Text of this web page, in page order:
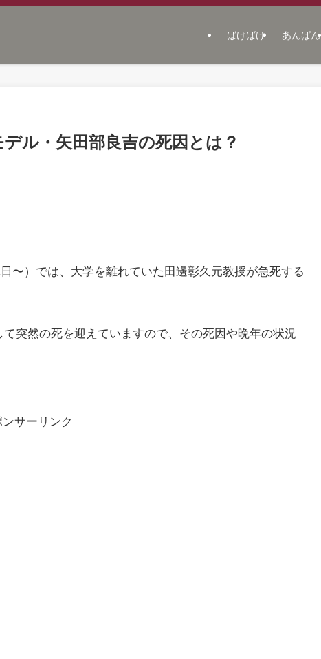
ばけばけ あんぱん
ル・矢田部良吉の死因とは？
〜）では、大学を離れていた田邊彰久元教授が急死する
突然の死を迎えていますので、その死因や晩年の状況
ンサーリンク